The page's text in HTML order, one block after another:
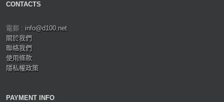
CONTACTS
電郵 : info@d100.net
關於我們
聯絡我們
使用條款
隱私權政策
PAYMENT INFO